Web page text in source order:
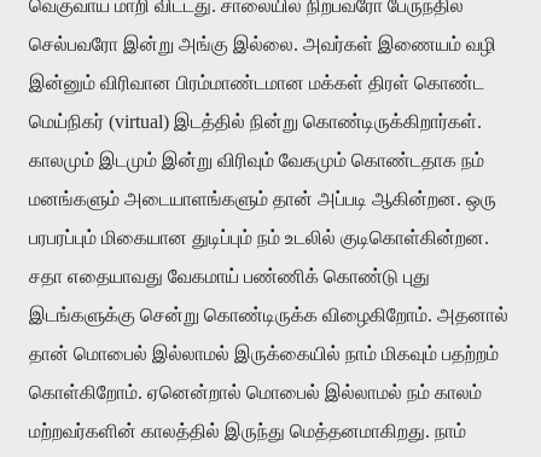
வெகுவாய் மாறி விட்டது. சாலையில் நிற்பவரோ பேருந்தில்
செல்பவரோ இன்று அங்கு இல்லை. அவர்கள் இணையம் வழி
இன்னும் விரிவான பிரம்மாண்டமான மக்கள் திரள் கொண்ட
மெய்நிகர் (virtual) இடத்தில் நின்று கொண்டிருக்கிறார்கள்.
காலமும் இடமும் இன்று விரிவும் வேகமும் கொண்டதாக நம்
மனங்களும் அடையாளங்களும் தான் அப்படி ஆகின்றன. ஒரு
பரபரப்பும் மிகையான துடிப்பும் நம் உடலில் குடிகொள்கின்றன.
சதா எதையாவது வேகமாய் பண்ணிக் கொண்டு புது
இடங்களுக்கு சென்று கொண்டிருக்க விழைகிறோம். அதனால்
தான் மொபைல் இல்லாமல் இருக்கையில் நாம் மிகவும் பதற்றம்
கொள்கிறோம். ஏனென்றால் மொபைல் இல்லாமல் நம் காலம்
மற்றவர்களின் காலத்தில் இருந்து மெத்தனமாகிறது. நாம்